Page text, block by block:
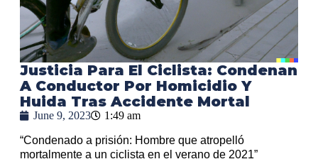
Justicia Para El Ciclista: Condenan
A Conductor Por Homicidio Y
Huida Tras Accidente Mortal
June 9, 2023 1:49 am
“Condenado a prisión: Hombre que atropelló
mortalmente a un ciclista en el verano de 2021”